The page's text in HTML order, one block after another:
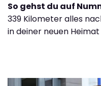
So gehst du auf
339 Kilometer alles
in deiner neuen Heimat